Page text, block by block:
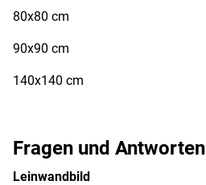
Fragen und Antworten
Leinwandbild
80x80 cm
90x90 cm
140x140 cm